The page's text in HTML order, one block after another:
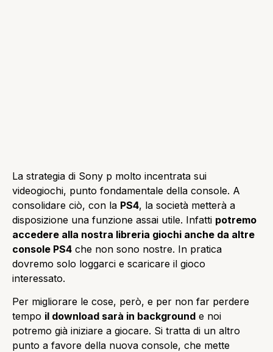
La strategia di Sony p molto incentrata sui
videogiochi, punto fondamentale della console. A
consolidare ciò, con la PS4, la società metterà a
disposizione una funzione assai utile. Infatti potremo
accedere alla nostra libreria giochi anche da altre
console PS4 che non sono nostre. In pratica
dovremo solo loggarci e scaricare il gioco
interessato.
Per migliorare le cose, però, e per non far perdere
tempo il download sarà in background e noi
potremo già iniziare a giocare. Si tratta di un altro
punto a favore della nuova console, che mette